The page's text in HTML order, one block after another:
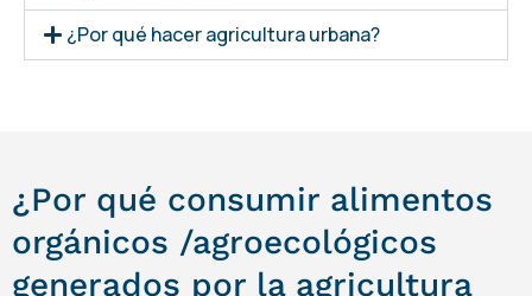
¿Por qué hacer agricultura urbana?
¿Por qué consumir alimentos
orgánicos /agroecológicos
generados por la agricultura